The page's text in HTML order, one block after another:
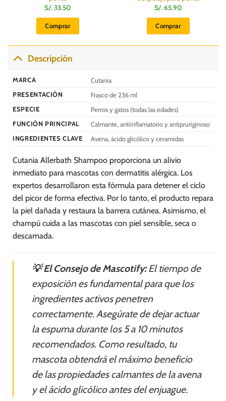
S/.33.50
Comprar
S/.65.90
Comprar
Descripción
MARCA
Cutania
PRESENTACIÓN
Frasco de 236 ml
ESPECIE
Perros y gatos (todas las edades)
FUNCIÓN PRINCIPAL
Calmante, antiinflamatorio y antipruriginoso
INGREDIENTES CLAVE
Avena, ácido glicólico y ceramidas
Cutania Allerbath Shampoo proporciona un alivio
inmediato para mascotas con dermatitis alérgica. Los
expertos desarrollaron esta fórmula para detener el ciclo
del picor de forma efectiva. Por lo tanto, el producto repara
la piel dañada y restaura la barrera cutánea. Asimismo, el
champú cuida a las mascotas con piel sensible, seca o
descamada.
💡 El Consejo de Mascotify:El tiempo de
exposición es fundamental para que los
ingredientes activos penetren
correctamente. Asegúrate de dejar actuar
la espuma durante los 5 a 10 minutos
recomendados. Como resultado, tu
mascota obtendrá el máximo beneficio
de las propiedades calmantes de la avena
y el ácido glicólico antes del enjuague.